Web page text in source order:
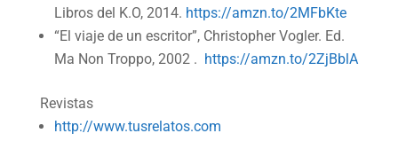
Libros del K.O, 2014. https://amzn.to/2MFbKte
“El viaje de un escritor”, Christopher Vogler. Ed.
Ma Non Troppo, 2002 . https://amzn.to/2ZjBblA
Revistas
http://www.tusrelatos.com